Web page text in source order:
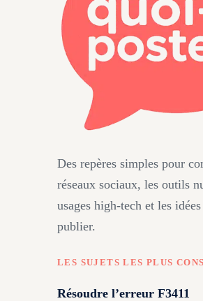
Des repères simples pour
réseaux sociaux, les outils
usages high-tech et les
publier.
LES SUJETS LES PLUS
Résoudre l’erreur F3411